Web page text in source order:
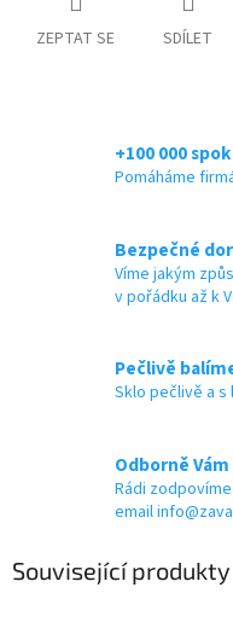
ZEPTAT SE SDÍLET
+100 000
Pomáháme
Bezpečné
Víme jakým
v pořádku až k
Pečlivě
Sklo pečlivě a
Odborně
Rádi
email
Související produkty